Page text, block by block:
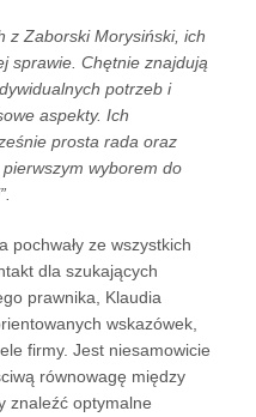
z Zaborski Morysiński, ich
sprawie. Chętnie znajdują
potrzeb i
aspekty. Ich
prosta rada oraz
wyborem do
pochwały ze wszystkich
dla szukających
prawnika, Klaudia
wskazówek,
firmy. Jest niesamowicie
równowagę między
znaleźć optymalne